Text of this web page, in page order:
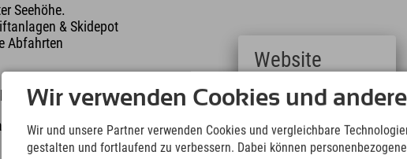
Seehöhe.
& Skidepot
Abfahrten
& Speed-Check
Neigung von 60 Prozent
Wir verwenden Cookies und
Wir und unsere Partner verwenden Cookies und vergleichbare
gestalten und fortlaufend zu verbessern. Dabei können
Website
Deutsch
(German)
English
(English)